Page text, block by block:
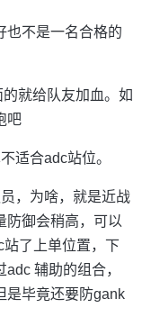
也不是一名合格的
就给队友加血。如
吧
适合adc站位。
，为啥，就是近战
防御会稍高，可以
了上单位置，下
辅助的组合，
是毕竟还要防gank